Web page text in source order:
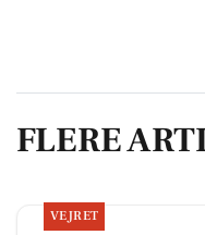
FLERE
VEJRET